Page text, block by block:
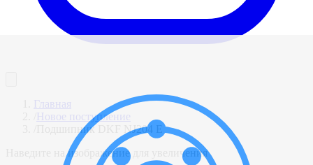
Главная
Новое поступление
Подшипник DKF NJ204 E
Наведите на изображение для увеличения